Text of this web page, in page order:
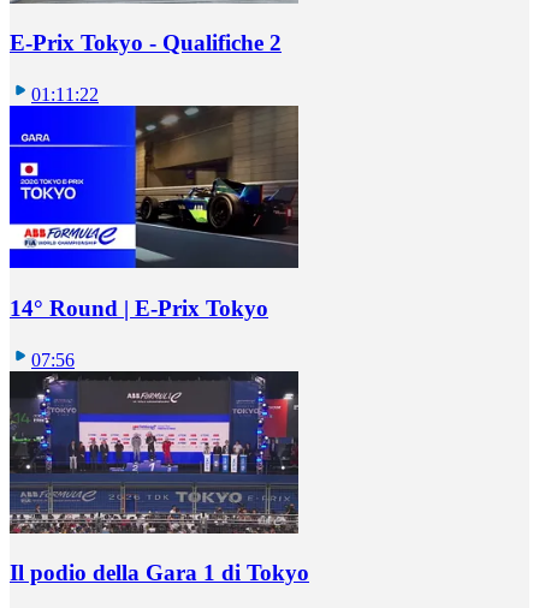
E-Prix Tokyo - Qualifiche 2
01:11:22
14° Round | E-Prix Tokyo
07:56
Il podio della Gara 1 di Tokyo